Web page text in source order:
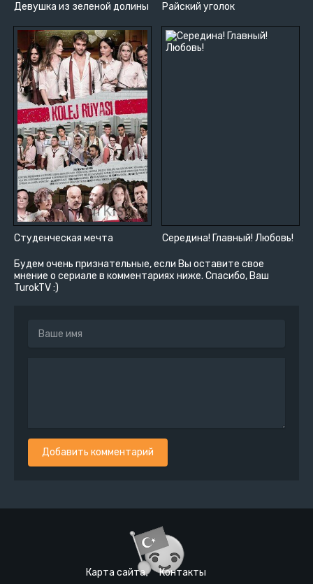
Девушка из зеленой долины Райский уголок
Студенческая мечта Середина! Главный! Любовь!
Будем очень признательные, если Вы оставите свое
мнение о сериале в комментариях ниже. Спасибо, Ваш
TurokTV :)
Добавить комментарий
Карта сайта Контакты